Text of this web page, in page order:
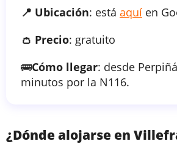
📍 Ubicación: está aquí en
👛 Precio: gratuito
🚌Cómo llegar: desde
minutos por la N116.
¿Dónde alojarse en